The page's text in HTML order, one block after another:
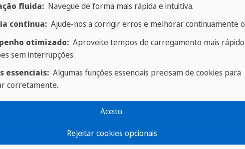
para
Intercâmbio
fluida:Navegue de forma mais rápida e intuitiva.
contínua:Ajude-nos a corrigir erros e melhorar continuamente
otimizado:Aproveite tempos de carregamento mais
sem interrupções.
essenciais:Algumas funções essenciais precisam de cookies para
corretamente.
Rejeitar cookies opcionais
Aceito.